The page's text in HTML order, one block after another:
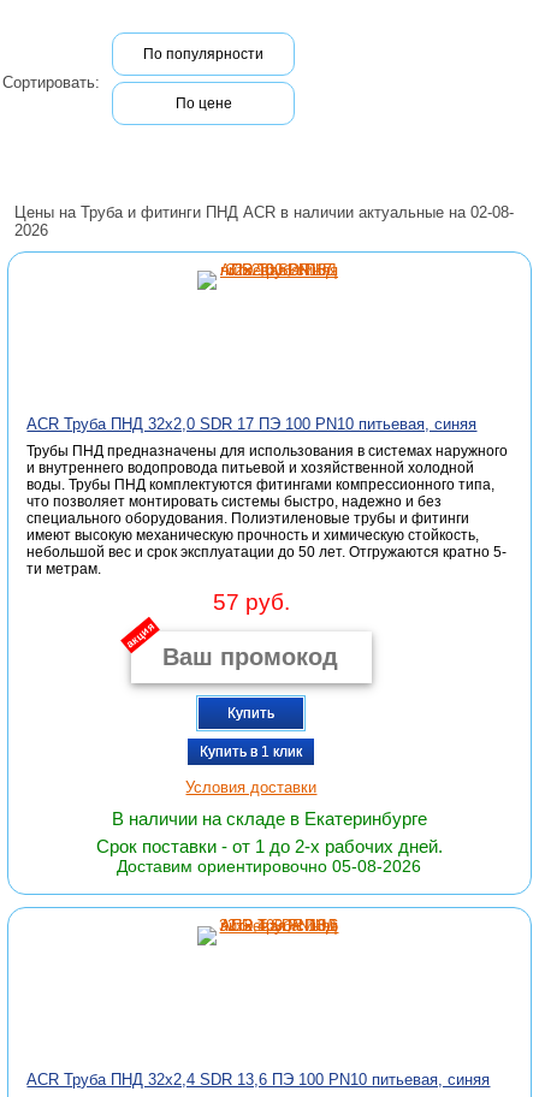
Сортировать:
По популярности
По цене
Цены на Труба и фитинги ПНД ACR в наличии актуальные на 02-08-
2026
ACR Труба ПНД 32х2,0 SDR 17 ПЭ 100 PN10 питьевая, синяя
Трубы ПНД предназначены для использования в системах наружного
и внутреннего водопровода питьевой и хозяйственной холодной
воды. Трубы ПНД комплектуются фитингами компрессионного типа,
что позволяет монтировать системы быстро, надежно и без
специального оборудования. Полиэтиленовые трубы и фитинги
имеют высокую механическую прочность и химическую стойкость,
небольшой вес и срок эксплуатации до 50 лет. Отгружаются кратно 5-
ти метрам.
57 руб.
акция
Купить
Купить в 1 клик
Условия доставки
В наличии на складе в Екатеринбурге
Срок поставки - от 1 до 2-х рабочих дней.
Доставим ориентировочно 05-08-2026
ACR Труба ПНД 32х2,4 SDR 13,6 ПЭ 100 PN10 питьевая, синяя